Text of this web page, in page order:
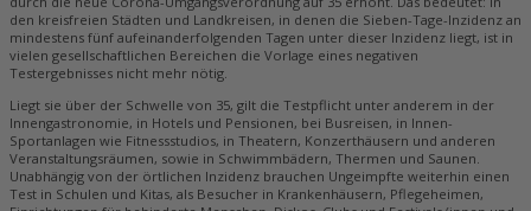
den kreisfreien Städten und Landkreisen, in denen die Sieben-Tage-Inzidenz an
mindestens fünf aufeinanderfolgenden Tagen unter dieser Inzidenz liegt, ist in
vielen gesellschaftlichen Bereichen die Vorlage eines negativen
Testergebnisses nicht mehr nötig.
Liegt sie über der Schwelle von 35, gilt die Testpflicht unter anderem in der
Innengastronomie, in Hotels und Pensionen, bei Busreisen, in Innen-
Sportanlagen wie Fitnessstudios, in Theatern, Konzerthäusern und anderen
Veranstaltungsräumen, sowie in Schwimmbädern, Thermen und Saunen.
Unabhängig von der örtlichen Inzidenz brauchen Ungeimpfte weiterhin einen
Test in Schulen und Kitas, als Besucher in Krankenhäusern, Pflegeheimen,